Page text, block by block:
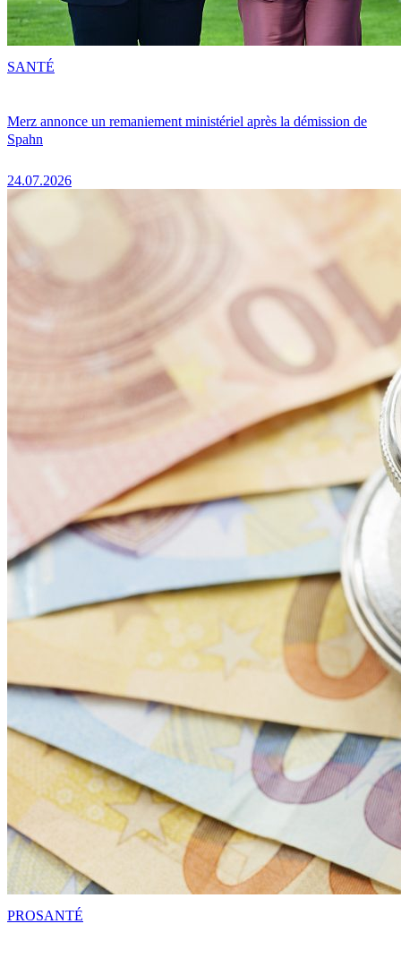
Merz annonce un remaniement ministériel après la démission de
Spahn
24.07.2026
SANTÉ
PROSANTÉ